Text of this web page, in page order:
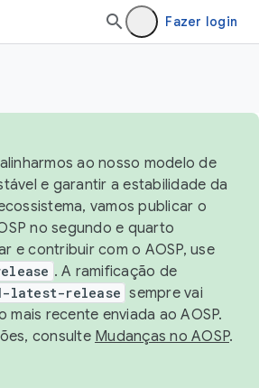
Fazer login
ao nosso modelo de
e garantir a estabilidade da
vamos publicar o
no segundo e quarto
e contribuir com o AOSP, use
. A ramificação de
latest-release sempre vai
mais recente enviada ao AOSP.
consulte Mudanças no AOSP.